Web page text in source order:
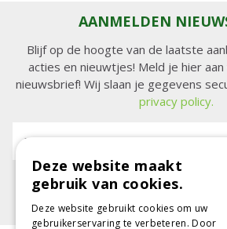
AANMELDEN
Blijf op de hoogte van de laatste
acties en nieuwtjes! Meld je hier
nieuwsbrief! Wij slaan je gegevens
privacy policy.
E-mailadres:
Deze website maakt
gebruik van cookies.
Deze website gebruikt cookies om uw
gebruikerservaring te verbeteren. Door